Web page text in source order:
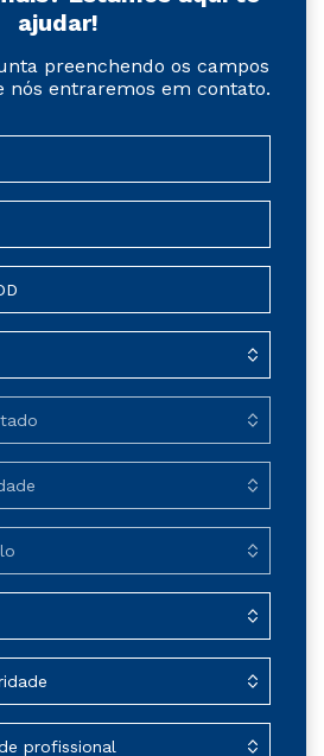
ajudar!
preenchendo os campos
nós entraremos em contato.